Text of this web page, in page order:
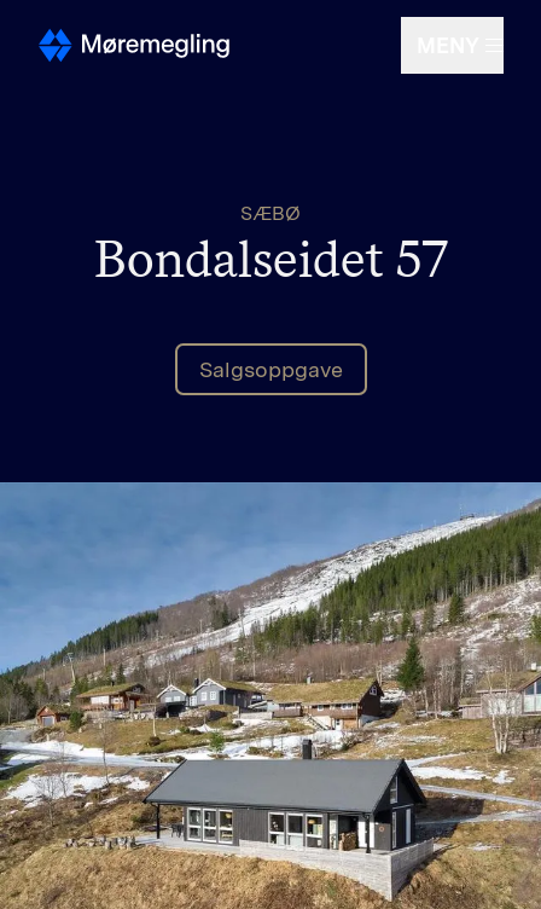
Om oss
Finn megler
SÆBØ
Bondalseidet 57
Salgsoppgave